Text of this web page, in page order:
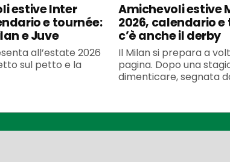
estive Inter
e tournée:
e Juve
all’estate 2026
sul petto e la
Amichevoli estive
2026, calendario
c’è anche il derby
Il Milan si prepara a
pagina. Dopo una
dimenticare, segnata